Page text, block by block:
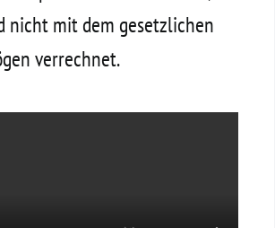
nicht mit dem gesetzlichen
verrechnet.